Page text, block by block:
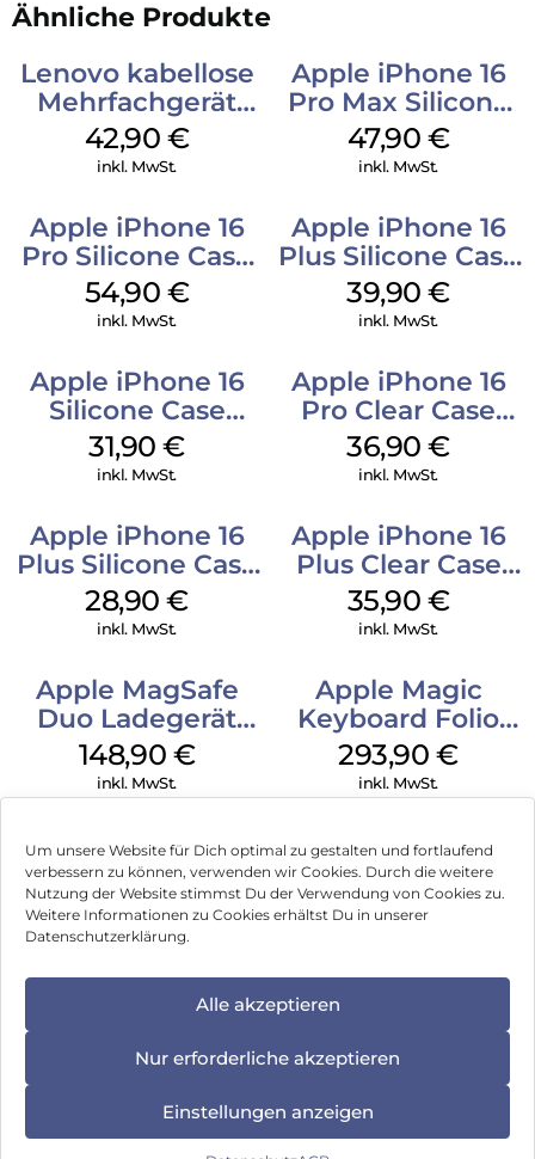
Um unsere Website für Dich optimal zu gestalten und fortlaufend
verbessern zu können, verwenden wir Cookies. Durch die weitere
Nutzung der Website stimmst Du der Verwendung von Cookies zu.
Weitere Informationen zu Cookies erhältst Du in unserer
Datenschutzerklärung.
Alle akzeptieren
Nur erforderliche akzeptieren
Einstellungen anzeigen
Ähnliche Produkte
Lenovo kabellose
Mehrfachgerät
Luna Grey
42,90 €
inkl. MwSt.
Apple iPhone 16
Pro Max Silicone
Case MagSafe
Black
47,90 €
inkl. MwSt.
Apple iPhone 16
Pro Silicone Case
MagSafe Black
54,90 €
inkl. MwSt.
Apple iPhone 16
Plus Silicone Case
MagSafe Plum
39,90€
inkl. MwSt.
Apple iPhone 16
Silicone Case
MagSafe Fuchsia
31,90€
inkl. MwSt.
Apple iPhone 16
Pro Clear Case
MagSafe
Transparent
36,90€
inkl. MwSt.
Apple iPhone 16
Plus Silicone Case
MagSafe Black
28,90€
inkl. MwSt.
Apple iPhone 16
Plus Clear Case
MagSafe
Transparent
35,90 €
inkl. MwSt.
Apple MagSafe
Duo Ladegerät
Weiß
148,90 €
inkl. MwSt.
Apple Magic
Keyboard Folio
iPad 10.9″ (10.Gen.)
Weiß
293,90€
inkl. MwSt.
Impressum
Hinweis zur Batterieentsorgung
Newsletter